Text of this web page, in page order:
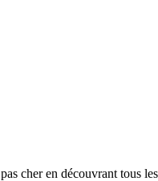
cher en découvrant tous